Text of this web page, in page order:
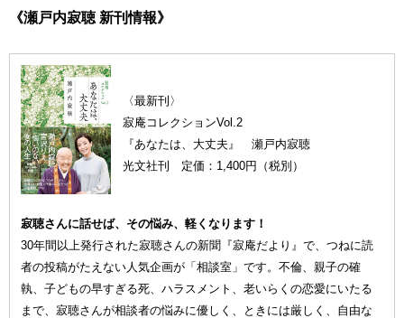
《瀬戸内寂聴 新刊情報》
〈最新刊〉
寂庵コレクションVol.2
『あなたは、大丈夫』 瀬戸内寂聴
光文社刊 定価：1,400円（税別）
寂聴さんに話せば、その悩み、軽くなります！
30年間以上発行された寂聴さんの新聞『寂庵だより』で、つねに読
者の投稿がたえない人気企画が「相談室」です。不倫、親子の確
執、子どもの早すぎる死、ハラスメント、老いらくの恋愛にいたる
まで、寂聴さんが相談者の悩みに優しく、ときには厳しく、自由な